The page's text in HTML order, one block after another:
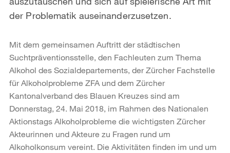
der Problematik auseinanderzusetzen.
Mit dem gemeinsamen Auftritt der städtischen
Suchtpräventionsstelle, den Fachleuten zum Thema
Alkohol des Sozialdepartements, der Zürcher Fachstelle
für Alkoholprobleme ZFA und dem Zürcher
Kantonalverband des Blauen Kreuzes sind am
Donnerstag, 24. Mai 2018, im Rahmen des Nationalen
Aktionstags Alkoholprobleme die wichtigsten Zürcher
Akteurinnen und Akteure zu Fragen rund um
Alkoholkonsum vereint. Die Aktivitäten finden im und um